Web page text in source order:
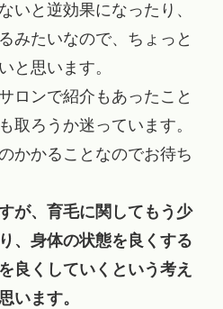
いと逆効果になったり、
みたいなので、ちょっと
と思います。
ロンで紹介もあったこと
取ろうか迷っています。
かかることなのでお待ち
が、育毛に関してもう少
、身体の状態を良くする
良くしていくという考え
います。